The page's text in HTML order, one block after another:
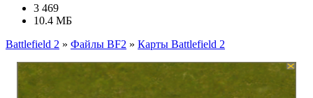
3 469
10.4 МБ
Battlefield 2 » Файлы BF2 » Карты Battlefield 2